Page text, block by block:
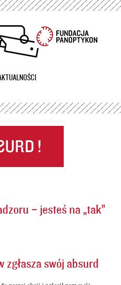
– jesteś na „tak”
swój absurd